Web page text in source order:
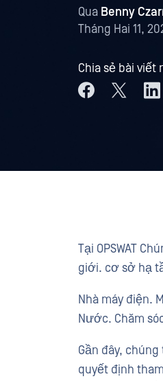
Qua Benny
Tháng Hai 11,
Chia sẻ bài viết
Tại OPSWAT
giới. cơ sở hạ
Nhà máy điện.
Nước. Chăm
Gần đây,
quyết định